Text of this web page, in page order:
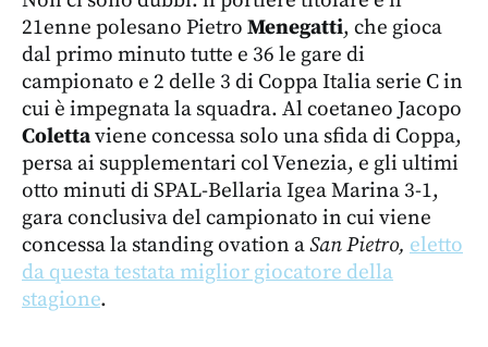
21enne polesano Pietro Menegatti, che gioca
dal primo minuto tutte e 36 le gare di
campionato e 2 delle 3 di Coppa Italia serie C in
cui è impegnata la squadra. Al coetaneo Jacopo
Colettaviene concessa solo una sfida di Coppa,
persa ai supplementari col Venezia, e gli ultimi
otto minuti di SPAL-Bellaria Igea Marina 3-1,
gara conclusiva del campionato in cui viene
concessa la standing ovation aSan Pietro, eletto
da questa testata miglior giocatore della
stagione.